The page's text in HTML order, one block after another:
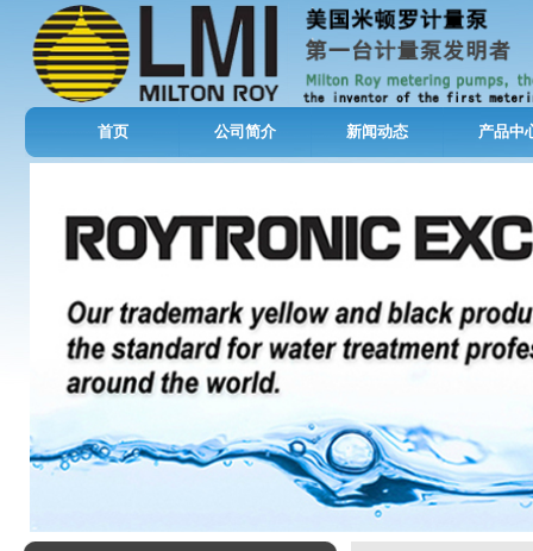
首页 公司简介 新闻动态 产品中